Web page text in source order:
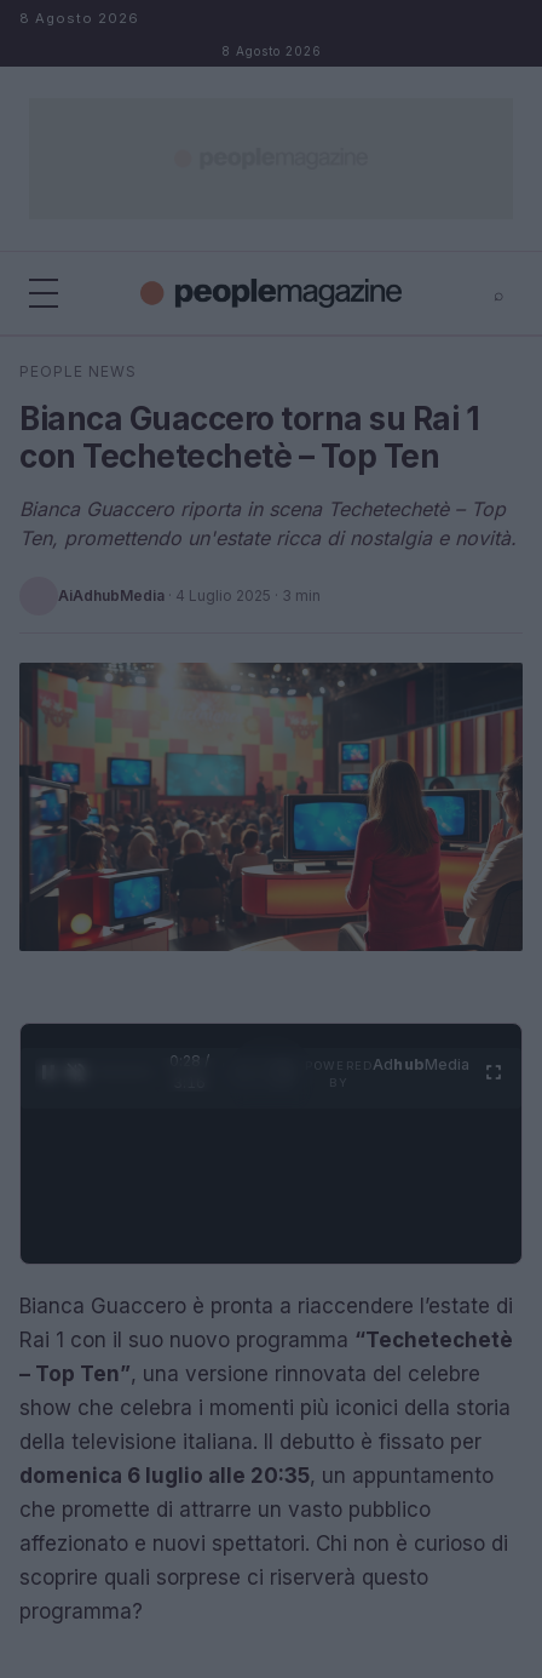
Salta al contenuto
8 Agosto 2026
8 Agosto 2026
⌕
Cerca
PEOPLE NEWS
Bianca Guaccero torna su Rai 1
con Techetechetè – Top Ten
Bianca Guaccero riporta in scena Techetechetè – Top
Ten, promettendo un'estate ricca di nostalgia e novità.
AiAdhubMedia · 4 Luglio 2025 · 3 min
0:29 /
AdhubMedia
Bianca Guaccero è pronta a riaccendere l’estate di
Rai 1 con il suo nuovo programma “Techetechetè
– Top Ten”, una versione rinnovata del celebre
show che celebra i momenti più iconici della storia
della televisione italiana. Il debutto è fissato per
domenica 6 luglio alle 20:35, un appuntamento
che promette di attrarre un vasto pubblico
affezionato e nuovi spettatori. Chi non è curioso di
scoprire quali sorprese ci riserverà questo
programma?